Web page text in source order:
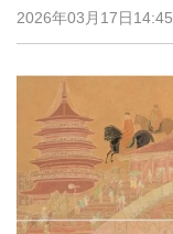
2026年03月17日14:45